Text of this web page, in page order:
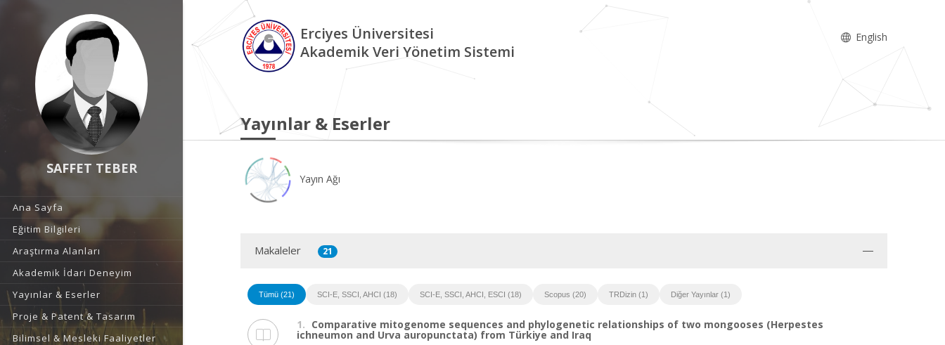
SAFFET TEBER
Ana Sayfa
Eğitim Bilgileri
Araştırma Alanları
Akademik İdari Deneyim
Yayınlar & Eserler
Proje & Patent & Tasarım
Bilimsel & Mesleki Faaliyetler
Erciyes Üniversitesi
Akademik Veri Yönetim Sistemi
English
Yayınlar & Eserler
Yayın Ağı
Makaleler 21
Tümü (21) SCI-E, SSCI, AHCI (18) SCI-E, SSCI, AHCI, ESCI (18) Scopus (20) TRDizin (1) Diğer Yayınlar (1)
1. Comparative mitogenome sequences and phylogenetic relationships of two mongooses (Herpestes
ichneumon and Urva auropunctata) from Türkiye and Iraq